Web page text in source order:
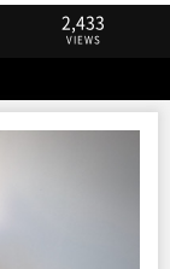
2,433
VIEWS